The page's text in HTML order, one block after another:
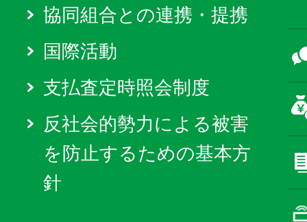
協同組合との連携・提携
国際活動
支払査定時照会制度
反社会的勢力による被害
を防止するための基本方
針